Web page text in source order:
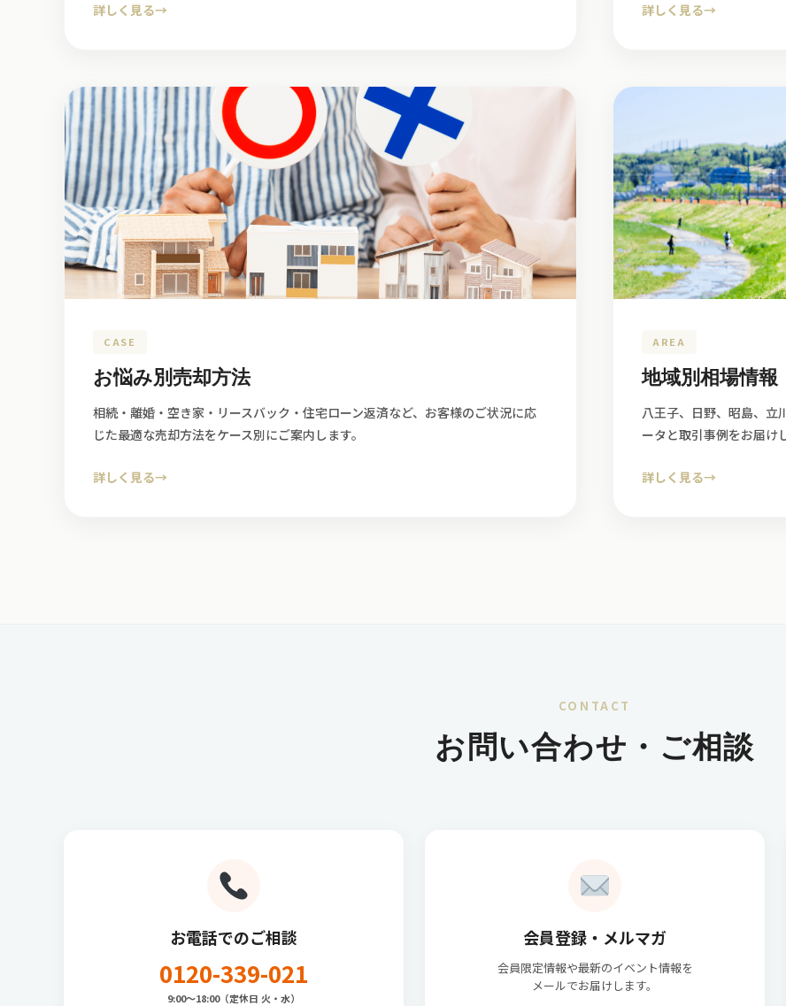
詳しく見る→ 詳しく見る→
CASE
お悩み別売却方法
相続・離婚・空き家・リースバック・住宅ローン返済など、お客様のご状況に応
じた最適な売却方法をケース別にご案内します。
詳しく見る→
AREA
地域別相場情報
八王子、日野、昭島、立
ータと取引事例をお届け
詳しく見る→
CONTACT
お問い合わせ・ご相談
お電話でのご相談
0120-339-021
9:00〜18:00（定休日 火・水）
会員登録・メルマガ
会員限定情報や最新のイベント情報を
メールでお届けします。